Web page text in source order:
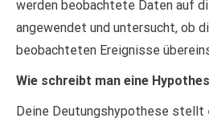
werden beobachtete Daten auf
angewendet und untersucht, ob
beobachteten Ereignisse
Wie schreibt man eine
Deine Deutungshypothese stellt